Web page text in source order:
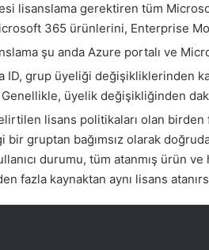
lisanslama gerektiren tüm
365 ürünlerini, Enterprise
şu anda Azure portalı ve
ID, grup üyeliği değişikliklerinden
üyelik değişikliğinden
lisans politikaları olan
bir gruptan bağımsız olarak
durumu, tüm atanmış ürün
fazla kaynaktan aynı lisans